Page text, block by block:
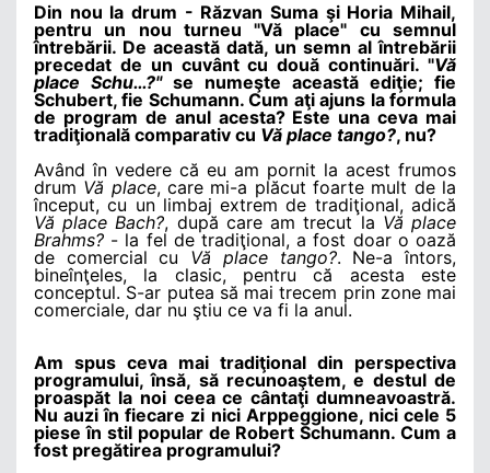
Din nou la drum - Răzvan Suma şi Horia Mihail,
pentru un nou turneu "Vă place" cu semnul
întrebării. De această dată, un semn al întrebării
precedat de un cuvânt cu două continuări. "Vă
place Schu…?"se numeşte această ediţie; fie
Schubert, fie Schumann. Cum aţi ajuns la formula
de program de anul acesta? Este una ceva mai
tradiţională comparativ cu Vă place tango?, nu?
Având în vedere că eu am pornit la acest frumos
drum Vă place, care mi-a plăcut foarte mult de la
început, cu un limbaj extrem de tradiţional, adică
Vă place Bach?, după care am trecut la Vă place
Brahms? - la fel de tradiţional, a fost doar o oază
de comercial cu Vă place tango?. Ne-a întors,
bineînţeles, la clasic, pentru că acesta este
conceptul. S-ar putea să mai trecem prin zone mai
comerciale, dar nu ştiu ce va fi la anul.
Am spus ceva mai tradiţional din perspectiva
programului, însă, să recunoaştem, e destul de
proaspăt la noi ceea ce cântaţi dumneavoastră.
Nu auzi în fiecare zi nici Arppeggione, nici cele 5
piese în stil popular de Robert Schumann. Cum a
fost pregătirea programului?